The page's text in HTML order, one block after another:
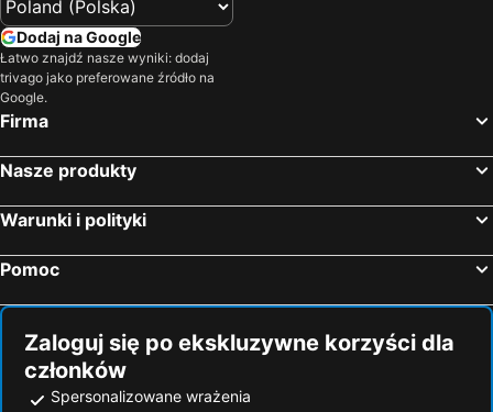
Hotele — Albania
Hotele — Sardynia
Hotele — Trójmiasto
Hotele — Kreta
Dodaj na Google
Łatwo znajdź nasze wyniki: dodaj
trivago jako preferowane źródło na
Google.
Firma
Nasze produkty
Warunki i polityki
Pomoc
Zaloguj się po ekskluzywne korzyści dla
członków
Spersonalizowane wrażenia